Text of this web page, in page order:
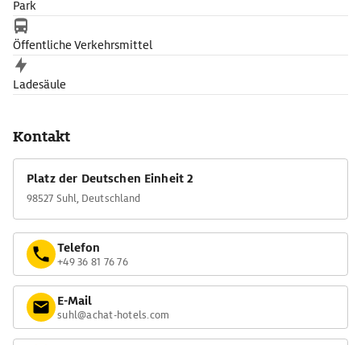
Park
Öffentliche Verkehrsmittel
Ladesäule
Kontakt
Platz der Deutschen Einheit 2
98527 Suhl, Deutschland
Telefon
+49 36 81 76 76
E-Mail
suhl@achat-hotels.com